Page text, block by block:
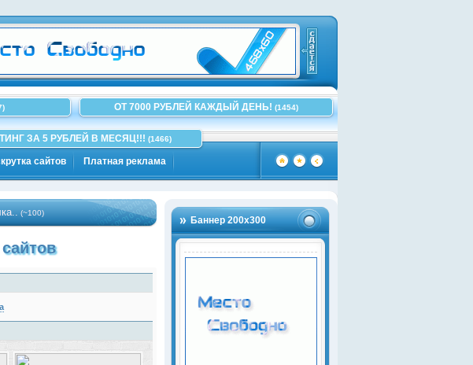
ОТ 7000 РУБЛЕЙ КАЖДЫЙ ДЕНЬ! (1454)
ЗА 5 РУБЛЕЙ В МЕСЯЦ!!! (1466)
сайтов Платная реклама
Баннер 200х300